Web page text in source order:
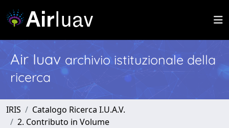
Air Iuav archivio istituzionale della
ricerca
IRIS
Catalogo Ricerca I.U.A.V.
2. Contributo in Volume